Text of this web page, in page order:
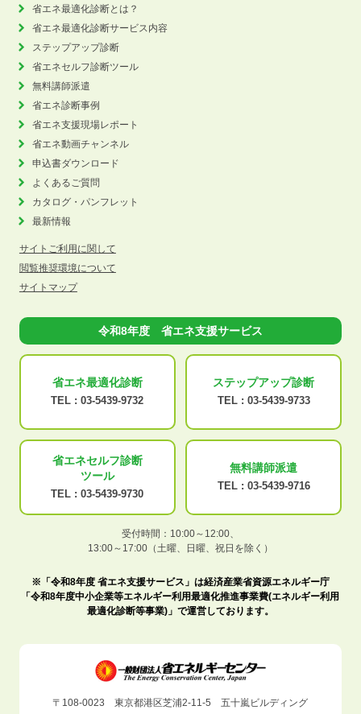
省エネ最適化診断とは？
省エネ最適化診断サービス内容
ステップアップ診断
省エネセルフ診断ツール
無料講師派遣
省エネ診断事例
省エネ支援現場レポート
省エネ動画チャンネル
申込書ダウンロード
よくあるご質問
カタログ・パンフレット
最新情報
サイトご利用に関して
閲覧推奨環境について
サイトマップ
令和8年度 省エネ支援サービス
省エネ最適化診断
TEL : 03-5439-9732
ステップアップ診断
TEL : 03-5439-9733
省エネセルフ診断
ツール
TEL : 03-5439-9730
無料講師派遣
TEL : 03-5439-9716
受付時間：10:00～12:00、
13:00～17:00（土曜、日曜、祝日を除く）
※「令和8年度 省エネ支援サービス」は経済産業省資源エネルギー庁
「令和8年度中小企業等エネルギー利用最適化推進事業費(エネルギー利用
最適化診断等事業)」で運営しております。
〒108-0023 東京都港区芝浦2-11-5 五十嵐ビルディング